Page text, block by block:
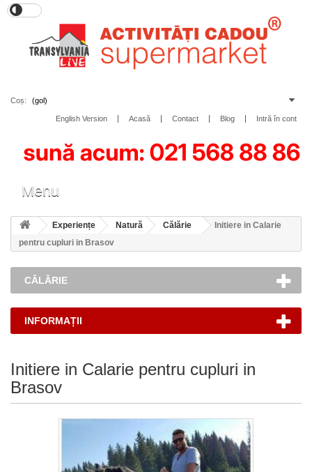
Coș: (gol)
Intră în cont
Blog
Contact
Acasă
English Version
Menu
Experiențe Natură Călărie
Initiere in Calarie
pentru cupluri in Brasov
CĂLĂRIE
INFORMAȚII
Initiere in Calarie pentru cupluri in
Brasov